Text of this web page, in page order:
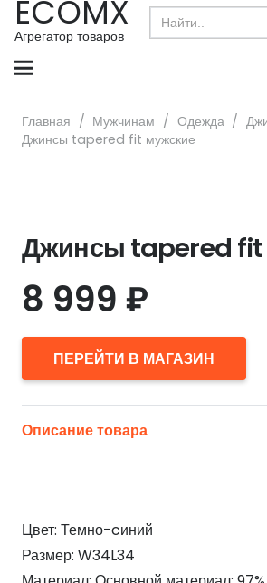
ECOMX
Агрегатор товаров
Search
for:
Главная / Мужчинам / Одежда /
Джинсы tapered fit мужские
Джинсы tapered fit
8 999 ₽
ПЕРЕЙТИ В МАГАЗИН
Описание товара
Цвет: Темно-cиний
Размер: W34L34